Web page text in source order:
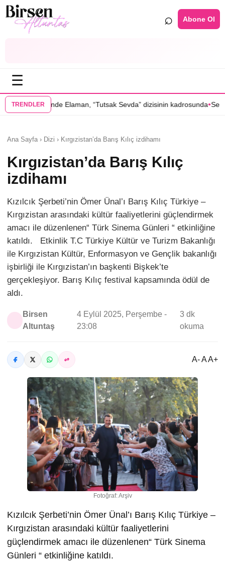
⌕ Abone Ol
☰
TRENDLER
“Tutsak Sevda” dizisinin kadrosunda•Serenay Sarıkaya’lı
Ana Sayfa › Dizi › Kırgızistan’da Barış Kılıç izdihamı
Kırgızistan’da Barış Kılıç
izdihamı
Kızılcık Şerbeti’nin Ömer Ünal’ı Barış Kılıç Türkiye –
Kırgızistan arasındaki kültür faaliyetlerini güçlendirmek
amacı ile düzenlenen“ Türk Sinema Günleri “ etkinliğine
katıldı. Etkinlik T.C Türkiye Kültür ve Turizm Bakanlığı
ile Kırgızistan Kültür, Enformasyon ve Gençlik bakanlığı
işbirliği ile Kırgızistan’ın başkenti Bişkek’te
gerçekleşiyor. Barış Kılıç festival kapsamında ödül de
aldı.
Birsen
Altuntaş
4 Eylül 2025, Perşembe -
23:08
3 dk
okuma
A- A A+
Fotoğraf: Arşiv
Kızılcık Şerbeti’nin Ömer Ünal’ı Barış Kılıç Türkiye –
Kırgızistan arasındaki kültür faaliyetlerini
güçlendirmek amacı ile düzenlenen“ Türk Sinema
Günleri “ etkinliğine katıldı.